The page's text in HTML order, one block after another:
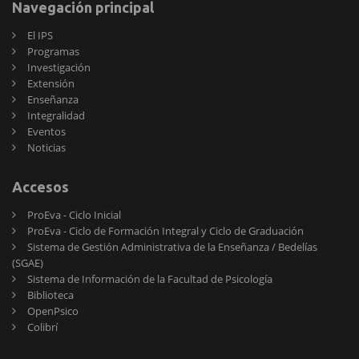
Navegación principal
El IPS
Programas
Investigación
Extensión
Enseñanza
Integralidad
Eventos
Noticias
Accesos
ProEva - Ciclo Inicial
ProEva - Ciclo de Formación Integral y Ciclo de Graduación
Sistema de Gestión Administrativa de la Enseñanza / Bedelías
(SGAE)
Sistema de Información de la Facultad de Psicología
Biblioteca
OpenPsico
Colibrí